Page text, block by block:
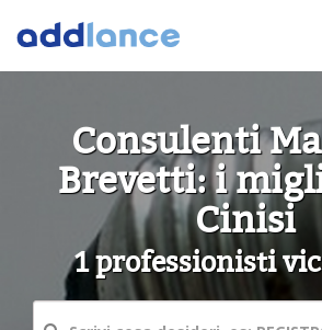
Consulenti
Brevetti: i
Cinisi
1 professionisti